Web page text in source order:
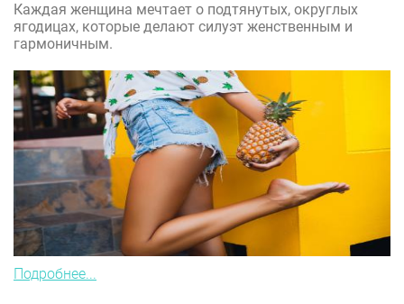
Каждая женщина мечтает о подтянутых, округлых
ягодицах, которые делают силуэт женственным и
гармоничным.
Подробнее...